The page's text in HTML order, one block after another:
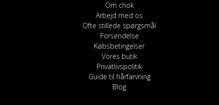
Om chok
Arbejd med os
Ofte stillede spørgsmål
Forsendelse
Købsbetingelser
Vores butik
Privatlivspolitik
Guide til hårfarvning
Blog